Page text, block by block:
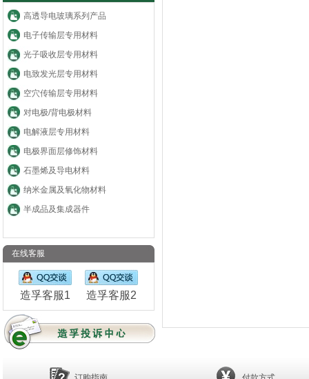
高透导电玻璃系列产品
电子传输层专用材料
光子吸收层专用材料
电致发光层专用材料
空穴传输层专用材料
对电极/背电极材料
电解液层专用材料
电极界面层修饰材料
石墨烯及导电材料
纳米金属及氧化物材料
半成品及集成器件
在线客服
造孚客服1 造孚客服2